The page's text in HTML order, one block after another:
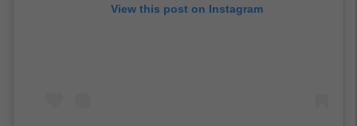
View this post on Instagram